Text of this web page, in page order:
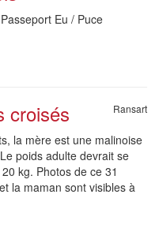
Eu / Puce
croisés Ransart
la mère est une malinoise
poids adulte devrait se
kg. Photos de ce 31
la maman sont visibles à